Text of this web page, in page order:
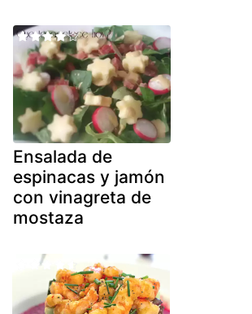
Ensalada de
espinacas y jamón
con vinagreta de
mostaza